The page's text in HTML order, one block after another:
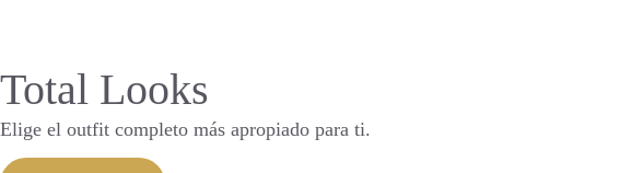
Total Looks
Elige el outfit completo más apropiado para ti.